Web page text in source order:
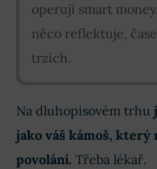
operují smart
něco reflektuje,
trzích.
Na dluhopisovém trhu
jako váš kámoš, který
povolání. Třeba lékař.